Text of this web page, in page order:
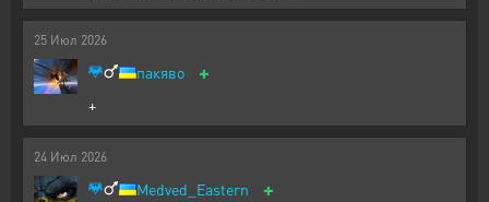
25 Июл 2026
пакяво +
+
24 Июл 2026
Medved_Eastern +